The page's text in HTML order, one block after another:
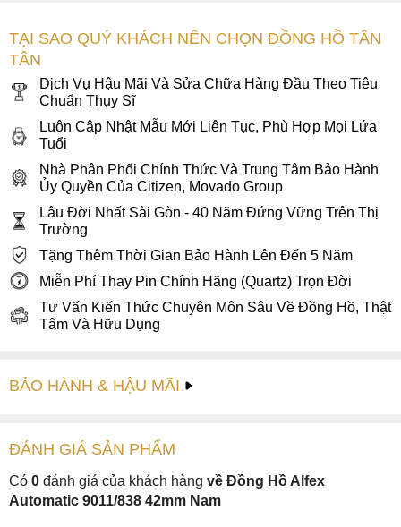
TẠI SAO QUÝ KHÁCH NÊN CHỌN ĐỒNG HỒ TÂN
TÂN
Dịch Vụ Hậu Mãi Và Sửa Chữa Hàng Đầu Theo Tiêu
Chuẩn Thụy Sĩ
Luôn Cập Nhật Mẫu Mới Liên Tục, Phù Hợp Mọi Lứa
Tuổi
Nhà Phân Phối Chính Thức Và Trung Tâm Bảo Hành
Ủy Quyền Của Citizen, Movado Group
Lâu Đời Nhất Sài Gòn - 40 Năm Đứng Vững Trên Thị
Trường
Tặng Thêm Thời Gian Bảo Hành Lên Đến 5 Năm
Miễn Phí Thay Pin Chính Hãng (Quartz) Trọn Đời
Tư Vấn Kiến Thức Chuyên Môn Sâu Về Đồng Hồ, Thật
Tâm Và Hữu Dụng
BẢO HÀNH & HẬU MÃI
ĐÁNH GIÁ SẢN PHẤM
Có 0 đánh giá của khách hàng về Đồng Hồ Alfex
Automatic 9011/838 42mm Nam